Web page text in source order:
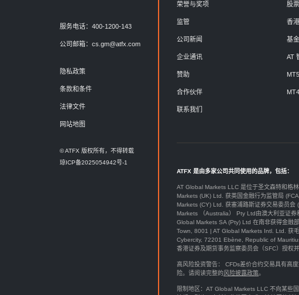
服务电话：400-1200-143
公司邮箱： cs.gm@atfx.com
隐私政策
条款和条件
法律文件
网站地图
© ATFX 版权所有，不得转载
琼ICP备2025054942号-1
荣誉与奖项
监管
公司新闻
企业通讯
赞助
合作伙伴
联系我们
股
香
基
AT
ATFX 是由多家公司共同使用的品牌，包括：
AT Global Markets LLC 是位于圣文森特和格
Markets (UK) Ltd. 获英国金融行为监管局
Markets (CY) Ltd. 获塞浦路斯证券交易委员
Markets （Australia） Pty Ltd由澳大利亚证
Global Markets SA (Pty) Ltd 在南非获得金融
Town, 8001 | AT Global Markets Intl. Ltd. 获
Cybercity, 72201 Ebène, Republic of
香港证券及期货事务监察委员会（SFC）授
高风险投资警告： CFDs差价合约交易具有高
险。请阅读完整的风险披露政策。
限制地区：AT Global Markets LLC 不向某些